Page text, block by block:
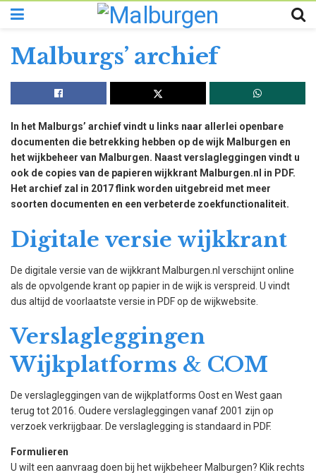
Malburgs’ archief
In het Malburgs’ archief vindt u links naar allerlei openbare
documenten die betrekking hebben op de wijk Malburgen en
het wijkbeheer van Malburgen. Naast verslagleggingen vindt u
ook de copies van de papieren wijkkrant Malburgen.nl in PDF.
Het archief zal in 2017 flink worden uitgebreid met meer
soorten documenten en een verbeterde zoekfunctionaliteit.
Digitale versie wijkkrant
De digitale versie van de wijkkrant Malburgen.nl verschijnt online
als de opvolgende krant op papier in de wijk is verspreid. U vindt
dus altijd de voorlaatste versie in PDF op de wijkwebsite.
Verslagleggingen
Wijkplatforms & COM
De verslagleggingen van de wijkplatforms Oost en West gaan
terug tot 2016. Oudere verslagleggingen vanaf 2001 zijn op
verzoek verkrijgbaar. De verslaglegging is standaard in PDF.
Formulieren
U wilt een aanvraag doen bij het wijkbeheer Malburgen? Klik rechts